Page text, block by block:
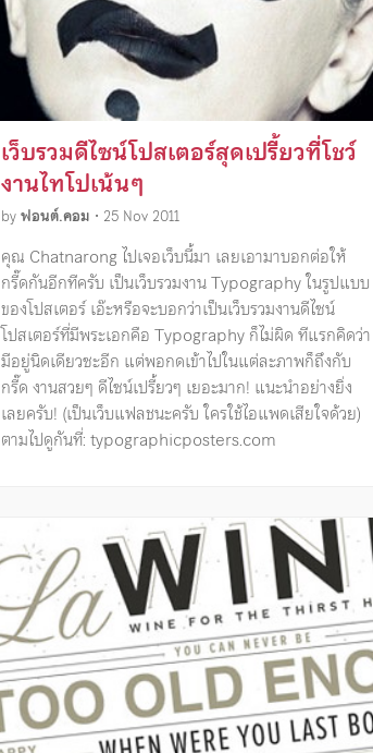
เว็บรวมดีไซน์โปสเตอร์สุดเปรี้ยวที่โชว์
งานไทโปเน้นๆ
byฟอนต์.คอม • 25 Nov 2011
คุณ Chatnarong ไปเจอเว็บนี้มา เลยเอามาบอกต่อให้
กรี๊ดกันอีกทีครับ เป็นเว็บรวมงาน Typography ในรูปแบบ
ของโปสเตอร์ เอ๊ะหรือจะบอกว่าเป็นเว็บรวมงานดีไซน์
โปสเตอร์ที่มีพระเอกคือ Typography ก็ไม่ผิด ทีแรกคิดว่า
มีอยู่นิดเดียวซะอีก แต่พอกดเข้าไปในแต่ละภาพก็ถึงกับ
กรี๊ด งานสวยๆ ดีไซน์เปรี้ยวๆ เยอะมาก! แนะนำอย่างยิ่ง
เลยครับ! (เป็นเว็บแฟลชนะครับ ใครใช้ไอแพดเสียใจด้วย)
ตามไปดูกันที่: typographicposters.com